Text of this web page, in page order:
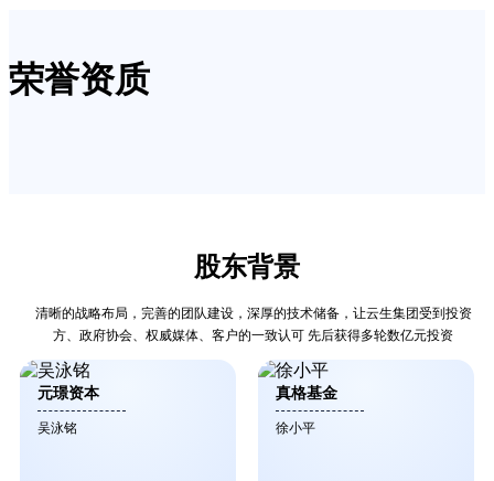
荣誉资质
股东背景
清晰的战略布局，完善的团队建设，深厚的技术储备，让云生集团受到投资
方、政府协会、权威媒体、客户的一致认可 先后获得多轮数亿元投资
元璟资本
吴泳铭
真格基金
徐小平